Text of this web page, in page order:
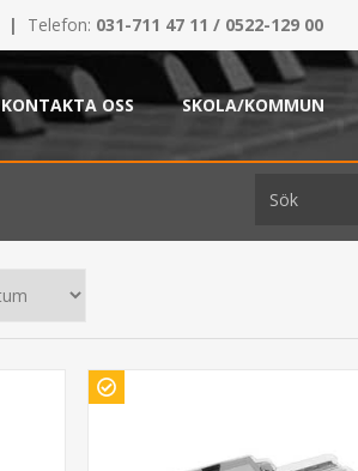
| Telefon: 031-711 47 11 / 0522-129 00
KONTAKTA OSS SKOLA/KOMMUN